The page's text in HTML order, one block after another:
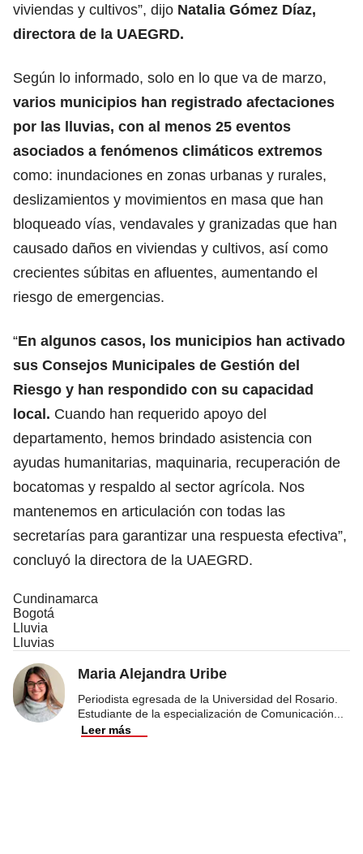
viviendas y cultivos”, dijo Natalia Gómez Díaz,
directora de la UAEGRD.
Según lo informado, solo en lo que va de marzo,
varios municipios han registrado afectaciones
por las lluvias, con al menos 25 eventos
asociados a fenómenos climáticos extremos
como: inundaciones en zonas urbanas y rurales,
deslizamientos y movimientos en masa que han
bloqueado vías, vendavales y granizadas que han
causado daños en viviendas y cultivos, así como
crecientes súbitas en afluentes, aumentando el
riesgo de emergencias.
“En algunos casos, los municipios han activado
sus Consejos Municipales de Gestión del
Riesgo y han respondido con su capacidad
local. Cuando han requerido apoyo del
departamento, hemos brindado asistencia con
ayudas humanitarias, maquinaria, recuperación de
bocatomas y respaldo al sector agrícola. Nos
mantenemos en articulación con todas las
secretarías para garantizar una respuesta efectiva”,
concluyó la directora de la UAEGRD.
Cundinamarca
Bogotá
Lluvia
Lluvias
Maria Alejandra Uribe
Periodista egresada de la Universidad del Rosario.
Estudiante de la especialización de Comunicación
Leer más